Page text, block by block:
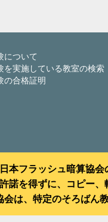
について
を実施している教室の検索
の合格証明
本フラッシュ暗算協
諾を得ずに、コピー
会は、特定のそろばん